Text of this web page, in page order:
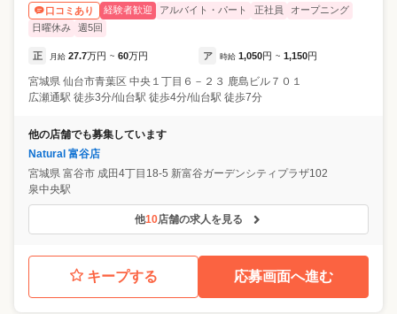
口コミあり 経験者歓迎 アルバイト・パート 正社員
オープニング
日曜休み
週5回
正 月給 27.7万円 ~ 60万円 ア 時給 1,050円 ~ 1,150円
宮城県 仙台市青葉区 中央１丁目６－２３ 鹿島ビル７０１
広瀬通駅 徒歩3分/仙台駅 徒歩4分/仙台駅 徒歩7分
他の店舗でも募集しています
Natural 富谷店
宮城県 富谷市 成田4丁目18-5 新富谷ガーデンシティプラザ102
泉中央駅
他10店舗の求人を見る
キープする 応募画面へ進む